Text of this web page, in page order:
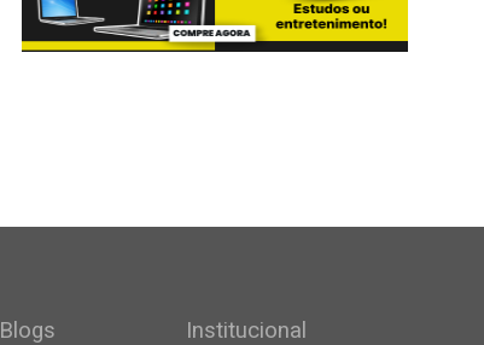
Blogs Institucional